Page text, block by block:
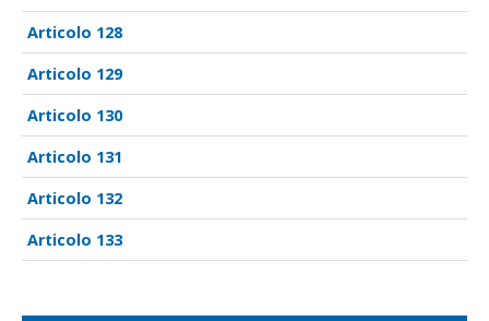
128
129
130
131
132
133